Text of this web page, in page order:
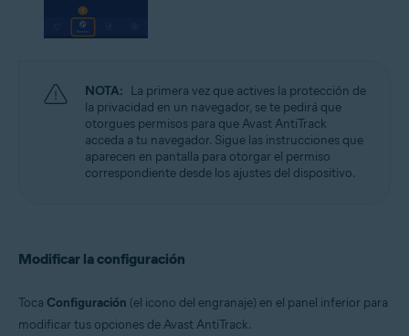
NOTA: La primera vez que actives la protección de
la privacidad en un navegador, se te pedirá que
otorgues permisos para que Avast AntiTrack
acceda a tu navegador. Sigue las instrucciones que
aparecen en pantalla para otorgar el permiso
correspondiente desde los ajustes del dispositivo.
Modificar la configuración
Toca Configuración (el icono del engranaje) en el panel inferior para
modificar tus opciones de Avast AntiTrack.